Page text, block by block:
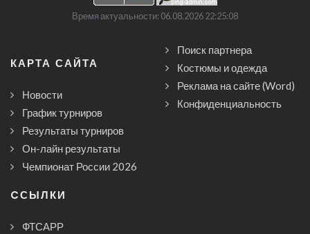
Время актуальности: 06.08.2026 22:25:08
КАРТА САЙТА
Новости
График турниров
Результаты турниров
Он-лайн результаты
Чемпионат России 2026
Поиск партнера
Костюмы и одежда
Реклама на сайте (Word)
Конфиденциальность
CСЫЛКИ
ФТСАРР